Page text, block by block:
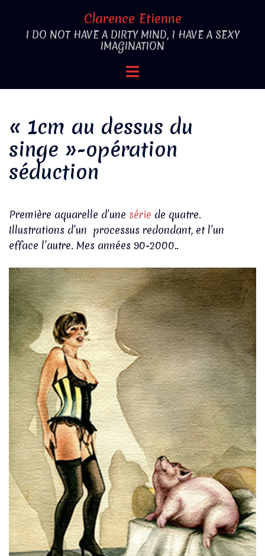
contenu
Clarence Etienne
I DO NOT HAVE A DIRTY MIND, I HAVE A SEXY
IMAGINATION
Ouvrir/fermer
« 1cm au dessus du
singe »-opération
séduction
Première aquarelle d’une série de quatre.
Illustrations d’un processus redondant, et l’un
efface l’autre. Mes années 90-2000..